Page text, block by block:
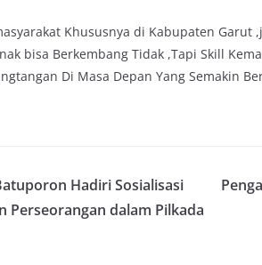
Khususnya di Kabupaten Garut
bisa Berkembang Tidak ,Tapi Skill
Di Masa Depan Yang Semakin
Hadiri Sosialisasi
Perseorangan dalam Pilkada